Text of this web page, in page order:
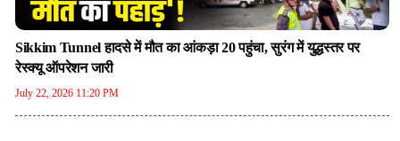
Sikkim Tunnel हादसे में मौत का आंकड़ा 20 पहुंचा, सुरंग में युद्धस्तर पर
रेस्क्यू ऑपरेशन जारी
July 22, 2026 11:20 PM